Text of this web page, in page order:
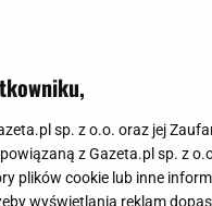
jak zamienić
sp. z o.o. oraz jej
z Gazeta.pl sp. z
plików cookie lub inne
wyświetlania reklam